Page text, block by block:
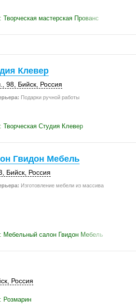
Творческая мастерская Прованс
Клевер
98, Бийск Россия
Подарки ручной работы
Творческая Студия Клевер
Гвидон Мебель
Бийск Россия
Изготовление мебели из массива
Мебельный салон Гвидон Мебель
Россия
Розмарин